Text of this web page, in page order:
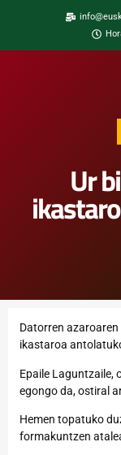
Ur
Datorren
ikastaroa
Epaile Laguntzaile,
egongo da, ostiral
Hemen topatuko
formakuntzen